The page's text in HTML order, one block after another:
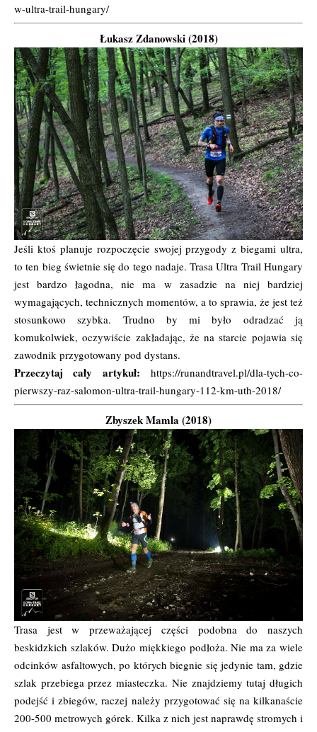
w-ultra-trail-hungary/
Łukasz Zdanowski (2018)
Jeśli ktoś planuje rozpoczęcie swojej przygody z biegami ultra,
to ten bieg świetnie się do tego nadaje. Trasa Ultra Trail Hungary
jest bardzo łagodna, nie ma w zasadzie na niej bardziej
wymagających, technicznych momentów, a to sprawia, że jest też
stosunkowo szybka. Trudno by mi było odradzać ją
komukolwiek, oczywiście zakładając, że na starcie pojawia się
zawodnik przygotowany pod dystans.
Przeczytaj cały artykuł:
https://runandtravel.pl/dla-tych-co-
pierwszy-raz-salomon-ultra-trail-hungary-112-km-uth-2018/
Zbyszek Mamla (2018)
Trasa jest w przeważającej części podobna do naszych
beskidzkich szlaków. Dużo miękkiego podłoża. Nie ma za wiele
odcinków asfaltowych, po których biegnie się jedynie tam, gdzie
szlak przebiega przez miasteczka. Nie znajdziemy tutaj długich
podejść i zbiegów, raczej należy przygotować się na kilkanaście
200-500 metrowych górek. Kilka z nich jest naprawdę stromych i